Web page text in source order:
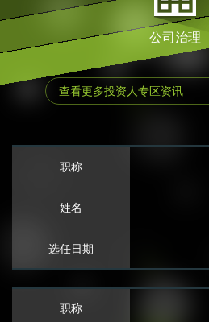
公司治理
查看更多投资人专区资讯